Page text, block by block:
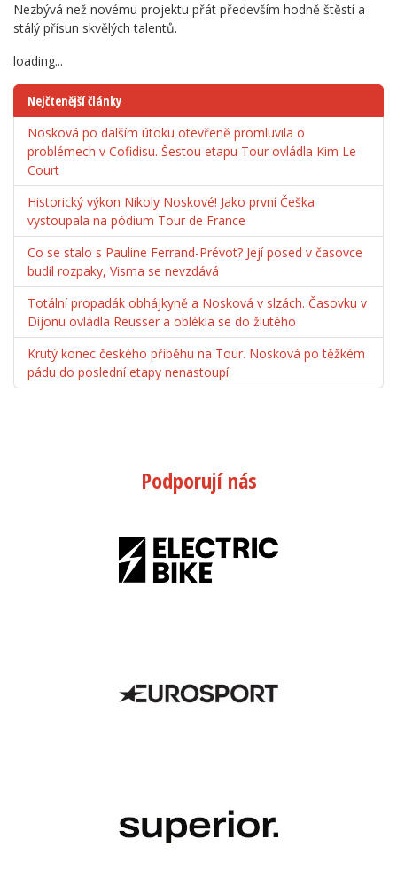
Nezbývá než novému projektu přát především hodně štěstí a
stálý přísun skvělých talentů.
loading...
Nejčtenější články
Nosková po dalším útoku otevřeně promluvila o
problémech v Cofidisu. Šestou etapu Tour ovládla Kim Le
Court
Historický výkon Nikoly Noskové! Jako první Češka
vystoupala na pódium Tour de France
Co se stalo s Pauline Ferrand-Prévot? Její posed v časovce
budil rozpaky, Visma se nevzdává
Totální propadák obhájkyně a Nosková v slzách. Časovku v
Dijonu ovládla Reusser a oblékla se do žlutého
Krutý konec českého příběhu na Tour. Nosková po těžkém
pádu do poslední etapy nenastoupí
Podporují nás